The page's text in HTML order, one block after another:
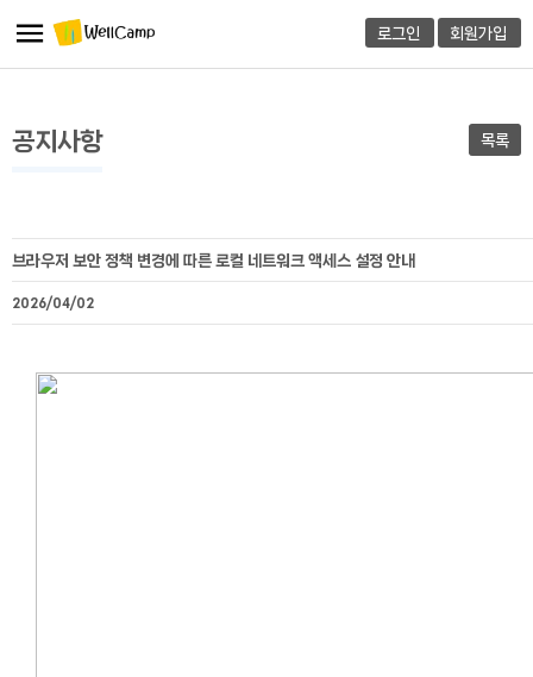
로그인 회원가입
공지사항 목록
브라우저 보안 정책 변경에 따른 로컬 네트워크 액세스 설정 안내
2026/04/02